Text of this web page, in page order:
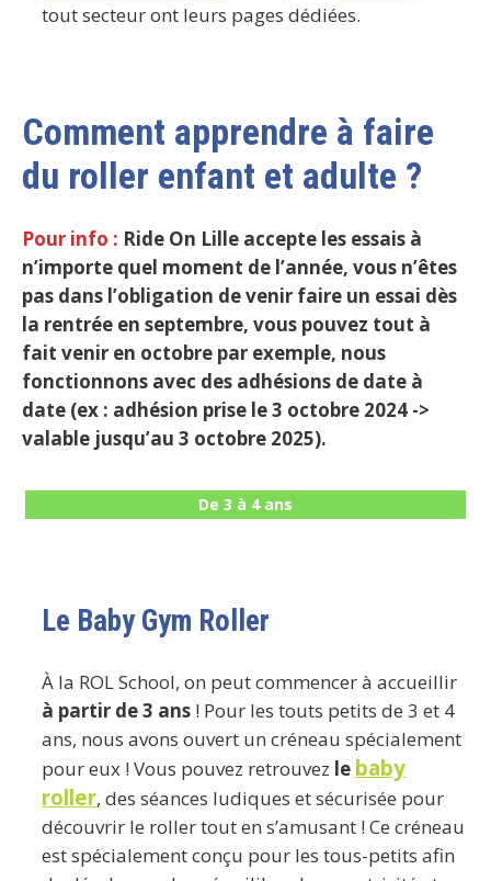
tout secteur ont leurs pages dédiées.
Comment apprendre à faire
du roller enfant et adulte ?
Pour info : Ride On Lille accepte les essais à
n’importe quel moment de l’année, vous n’êtes
pas dans l’obligation de venir faire un essai dès
la rentrée en septembre, vous pouvez tout à
fait venir en octobre par exemple, nous
fonctionnons avec des adhésions de date à
date (ex : adhésion prise le 3 octobre 2024 ->
valable jusqu’au 3 octobre 2025).
De 3 à 4 ans
Le Baby Gym Roller
À la ROL School, on peut commencer à accueillir
à partir de 3 ans ! Pour les touts petits de 3 et 4
ans, nous avons ouvert un créneau spécialement
pour eux ! Vous pouvez retrouvez le baby
roller, des séances ludiques et sécurisée pour
découvrir le roller tout en s’amusant ! Ce créneau
est spécialement conçu pour les tous-petits afin